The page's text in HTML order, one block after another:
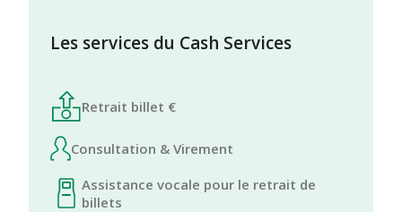
Les services du Cash Services
Retrait billet €
Consultation & Virement
Assistance vocale pour le retrait de
billets